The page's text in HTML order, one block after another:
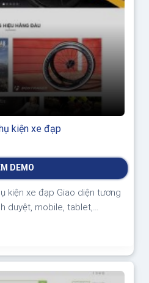
kiện xe đạp
DEMO
kiện xe đạp Giao diện tương
duyệt, mobile, tablet,